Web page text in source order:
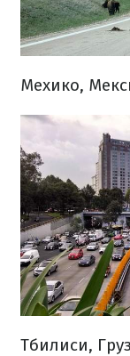
Мехико,
Тбилиси,